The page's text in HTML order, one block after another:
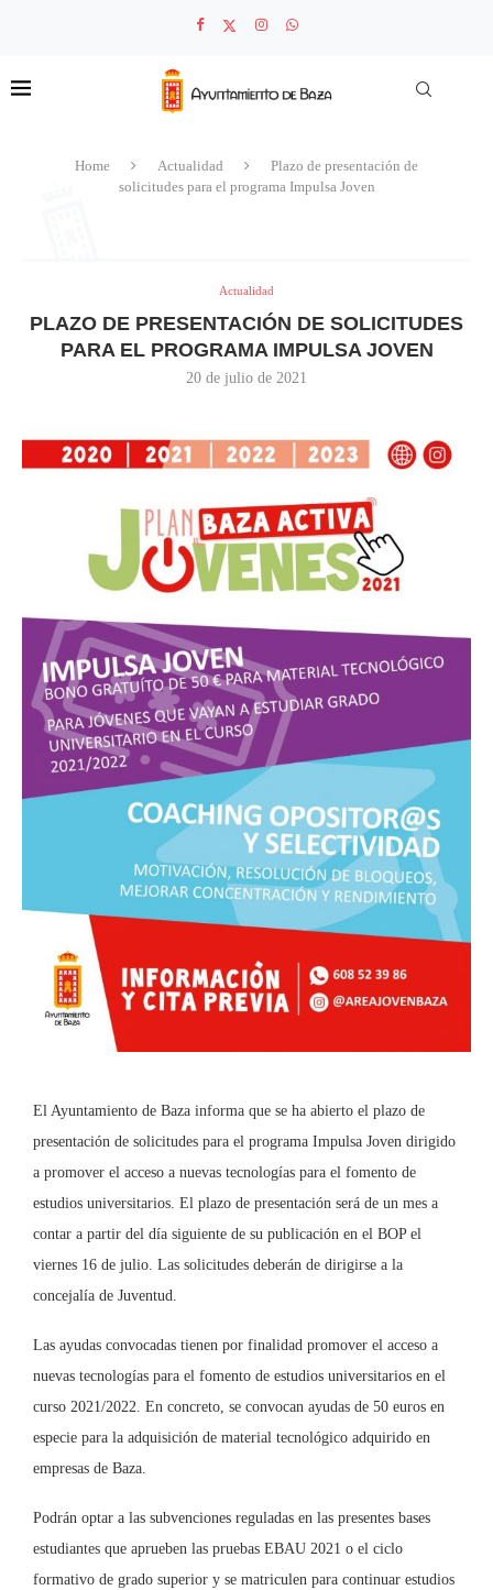
Home Actualidad
Plazo de presentación de
solicitudes para el programa Impulsa Joven
Actualidad
PLAZO DE PRESENTACIÓN DE SOLICITUDES
PARA EL PROGRAMA IMPULSA JOVEN
20 de julio de 2021
El Ayuntamiento de Baza informa que se ha abierto el plazo de
presentación de solicitudes para el programa Impulsa Joven dirigido
a promover el acceso a nuevas tecnologías para el fomento de
estudios universitarios. El plazo de presentación será de un mes a
contar a partir del día siguiente de su publicación en el BOP el
viernes 16 de julio. Las solicitudes deberán de dirigirse a la
concejalía de Juventud.
Las ayudas convocadas tienen por finalidad promover el acceso a
nuevas tecnologías para el fomento de estudios universitarios en el
curso 2021/2022. En concreto, se convocan ayudas de 50 euros en
especie para la adquisición de material tecnológico adquirido en
empresas de Baza.
Podrán optar a las subvenciones reguladas en las presentes bases
estudiantes que aprueben las pruebas EBAU 2021 o el ciclo
formativo de grado superior y se matriculen para continuar estudios